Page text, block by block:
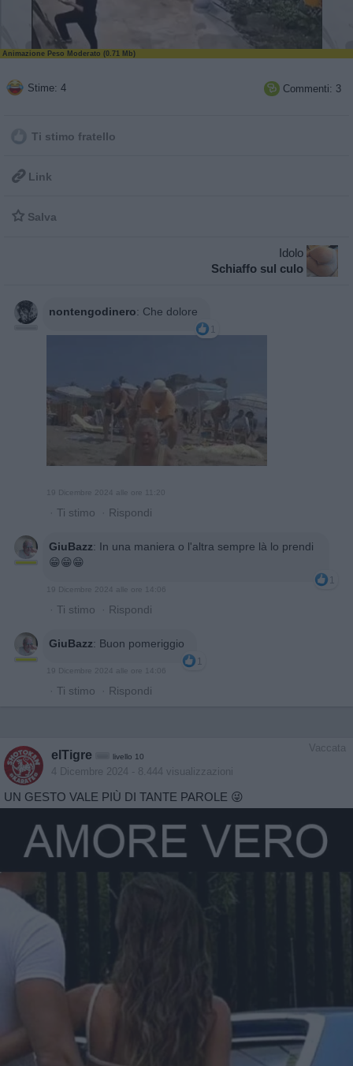
Animazione Peso Moderato (0.71 Mb)
Stime: 4  Commenti: 3
Ti stimo fratello
 Link
 Salva
Idolo
Schiaffo sul culo
nontengodinero: Che dolore
1
19 Dicembre 2024 alle ore 11:20
· Ti stimo · Rispondi
GiuBazz: In una maniera o l'altra sempre là lo prendi
😁😁😁
1
19 Dicembre 2024 alle ore 14:06
· Ti stimo · Rispondi
GiuBazz: Buon pomeriggio
1
19 Dicembre 2024 alle ore 14:06
· Ti stimo · Rispondi
Vaccata
elTigre livello 10
4 Dicembre 2024 - 8.444 visualizzazioni
UN GESTO VALE PIÙ DI TANTE PAROLE 😜